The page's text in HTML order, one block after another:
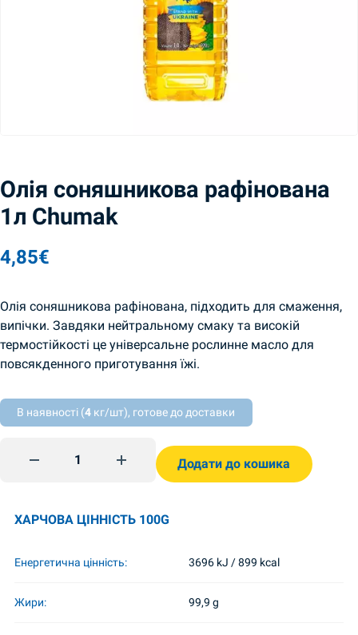
Олія соняшникова рафінована
1л Chumak
4,85€
Олія соняшникова рафінована, підходить для смаження,
випічки. Завдяки нейтральному смаку та високій
термостійкості це універсальне рослинне масло для
повсякденного приготування їжі.
В наявності (4 кг/шт), готове до доставки
Олія соняшникова рафінована 1л Chumak quantity
Додати до кошика
ХАРЧОВА ЦІННІСТЬ 100G
Енергетична цінність: 3696 kJ / 899 kcal
Жири: 99,9 g